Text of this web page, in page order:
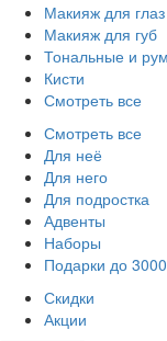
Макияж для глаз
Макияж для губ
Тональные и
Кисти
Смотреть все
Смотреть все
Для неё
Для него
Для подростка
Адвенты
Наборы
Подарки до
Скидки
Акции